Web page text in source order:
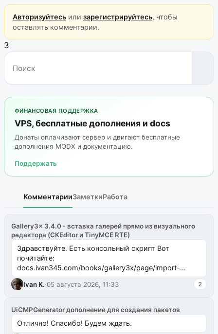
Авторизуйтесьили зарегистрируйтесь, чтобы
оставлять комментарии.
3
ФИНАНСОВАЯ ПОДДЕРЖКА
VPS, бесплатные дополнения и docs
Донаты оплачивают сервер и двигают бесплатные
дополнения MODX и документацию.
Поддержать
КомментарииЗаметкиРабота
Gallery3x 3.4.0 - вставка галерей прямо из визуального
редактора (CKEditor и TinyMCE RTE)
Здравствуйте. Есть консольный скрипт Вот
почитайте:
docs.ivan345.com/books/gallery3x/page/import-
ms2galleryphp
Ivan K.·05 августа 2026, 11:33 2
UiCMPGenerator дополнение для создания пакетов
Отлично! Спасибо! Будем ждать.